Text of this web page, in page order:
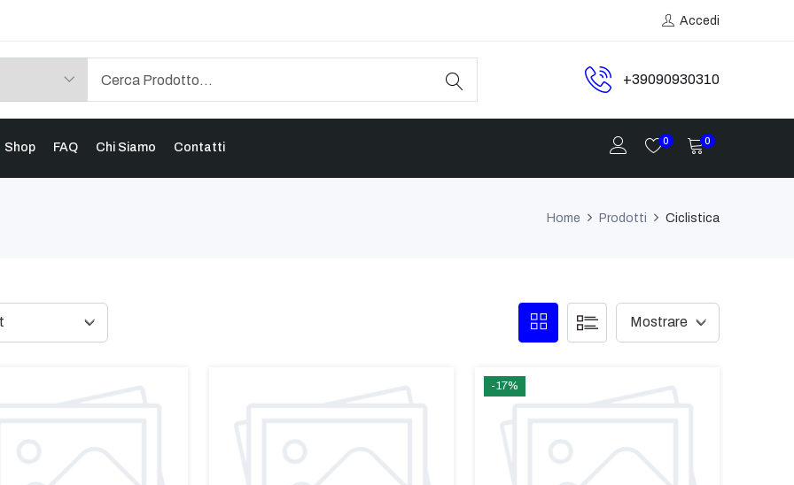
Accedi
+39090930310
Shop FAQ Chi Siamo Contatti 0 0
Home Prodotti Ciclistica
-17%